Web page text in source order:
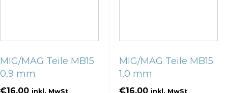
MIG/MAG Teile MB15
0,9 mm
€16.00 inkl. MwSt
MIG/MAG Teile MB15
1,0 mm
€16.00 inkl. MwSt